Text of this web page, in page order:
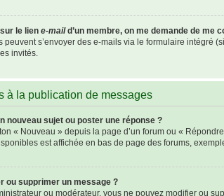
le lien e-maild’un membre, on me demande de me
peuvent s’envoyer des e-mails via le formulaire intégré
invités.
à la publication de messages
nouveau sujet ou poster une réponse ?
« Nouveau » depuis la page d’un forum ou «
est affichée en bas de page des forums,
ou supprimer un message ?
ou modérateur, vous ne pouvez modifier ou